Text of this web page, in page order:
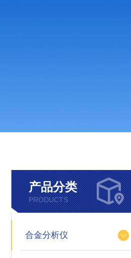
产品分类
PRODUCTS
合金分析仪